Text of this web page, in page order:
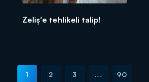
Zeliş'e tehlikeli talip!
1 2 3 ... 90